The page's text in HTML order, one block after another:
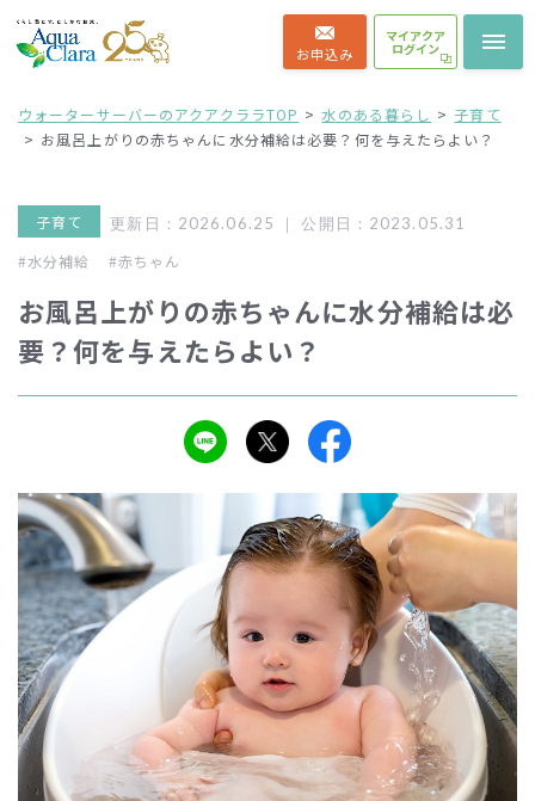
お申込み
マイアクア
ログイン
ウォーターサーバーのアクアクララTOP 水のある暮らし
子育て
お風呂上がりの赤ちゃんに水分補給は必要？何を与えたらよい？
子育て 更新日：2026.06.25 ｜公開日：2023.05.31
#水分補給 #赤ちゃん
お風呂上がりの赤ちゃんに水分補給は必
要？何を与えたらよい？